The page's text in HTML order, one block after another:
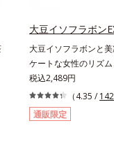
大豆イソフラボン
大豆イソフラボンと
ケートな女性のリズ
女性のカラダは自分で
ト。不安定になりがち
け、健康バランスをサ
す。1日の目安量わず
税込2,489円
（4.35 / 142
通販限定